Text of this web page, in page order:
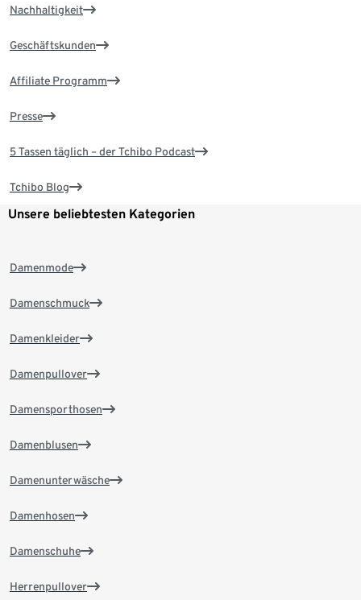
Nachhaltigkeit
Geschäftskunden
Affiliate Programm
Presse
5 Tassen täglich – der Tchibo Podcast
Tchibo Blog
Unsere beliebtesten Kategorien
Damenmode
Damenschmuck
Damenkleider
Damenpullover
Damensporthosen
Damenblusen
Damenunterwäsche
Damenhosen
Damenschuhe
Herrenpullover